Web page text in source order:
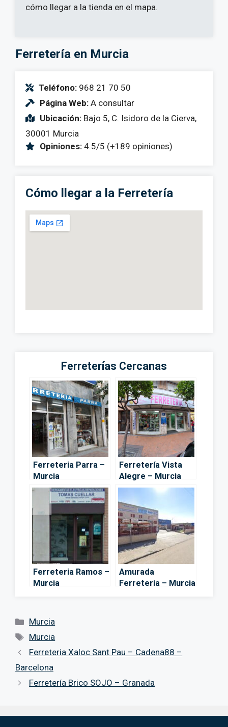
cómo llegar a la tienda en el mapa.
Ferretería en Murcia
Teléfono: 968 21 70 50
Página Web: A consultar
Ubicación: Bajo 5, C. Isidoro de la Cierva,
30001 Murcia
Opiniones: 4.5/5 (+189 opiniones)
Cómo llegar a la Ferretería
Ferreterías Cercanas
Ferreteria Parra –
Murcia
Ferretería Vista
Alegre – Murcia
Ferreteria Ramos –
Murcia
Amurada
Ferreteria – Murcia
Categorías
Murcia
Etiquetas
Murcia
Ferreteria Xaloc Sant Pau – Cadena88 –
Barcelona
Ferretería Brico SOJO – Granada